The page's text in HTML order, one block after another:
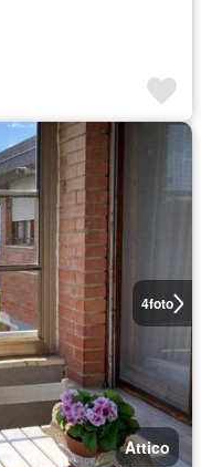
4foto
Attico